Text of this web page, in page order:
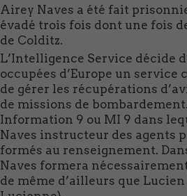
Airey Naves a été fait
évadé trois fois dont une fois
de Colditz.
L’Intelligence Service décide
occupées d’Europe un service
de gérer les récupérations
de missions de
Information 9 ou MI 9 dans
Naves instructeur des agents
formés au renseignement.
Naves formera
de même d’ailleurs que Lucien